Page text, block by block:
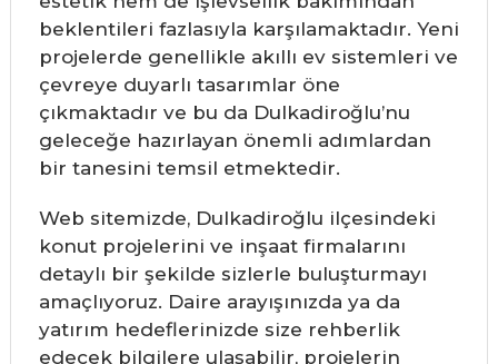
beklentileri fazlasıyla karşılamaktadır. Yeni
projelerde genellikle akıllı ev sistemleri ve
çevreye duyarlı tasarımlar öne
çıkmaktadır ve bu da Dulkadiroğlu’nu
geleceğe hazırlayan önemli adımlardan
bir tanesini temsil etmektedir.
Web sitemizde, Dulkadiroğlu ilçesindeki
konut projelerini ve inşaat firmalarını
detaylı bir şekilde sizlerle buluşturmayı
amaçlıyoruz. Daire arayışınızda ya da
yatırım hedeflerinizde size rehberlik
edecek bilgilere ulaşabilir, projelerin